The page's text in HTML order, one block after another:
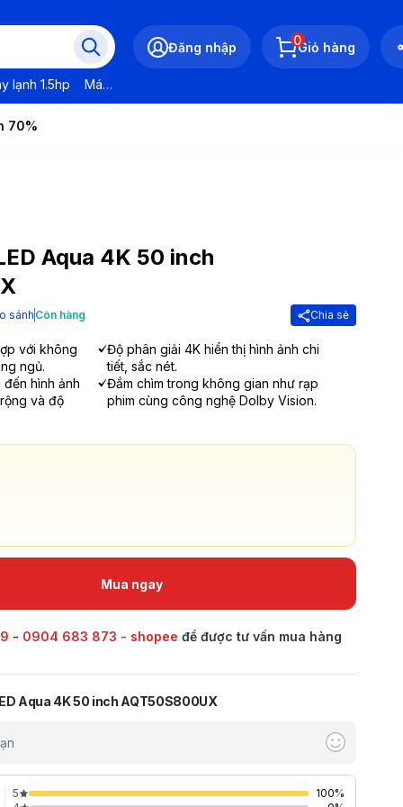
lạnh 1.5hp Máy lạnh LG
Đăng nhập 0Giỏ hàng
70%
Aqua 4K 50 inch
sánh Còn hàng Chia sẻ
với không
ngủ.
Độ phân giải 4K hiển thị hình ảnh chi
tiết, sắc nét.
đến hình ảnh
và độ
Đắm chìm trong không gian như rạp
phim cùng công nghệ Dolby Vision.
Mua ngay
- 0904 683 873 - shopee để được tư vấn mua hàng
Aqua 4K 50 inch AQT50S800UX
5 100%